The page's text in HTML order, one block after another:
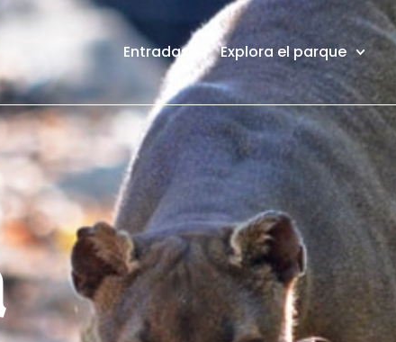
Entradas Explora el parque